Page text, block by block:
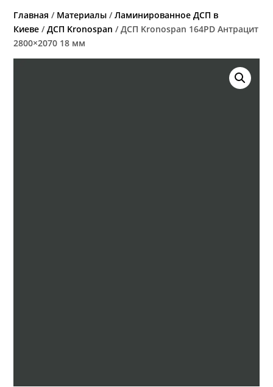
Главная / Материалы /Ламинированное ДСП в
Киеве /ДСП Kronospan / ДСП Kronospan 164PD Антрацит
2800×2070 18 мм